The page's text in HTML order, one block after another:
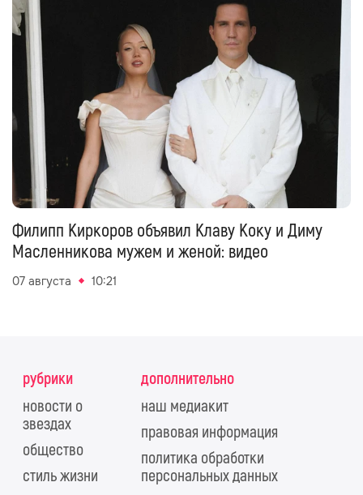
Филипп Киркоров объявил Клаву Коку и Диму
Масленникова мужем и женой: видео
07 августа 10:21
рубрики
новости о
звездах
общество
стиль жизни
дополнительно
наш медиакит
правовая информация
политика обработки
персональных данных